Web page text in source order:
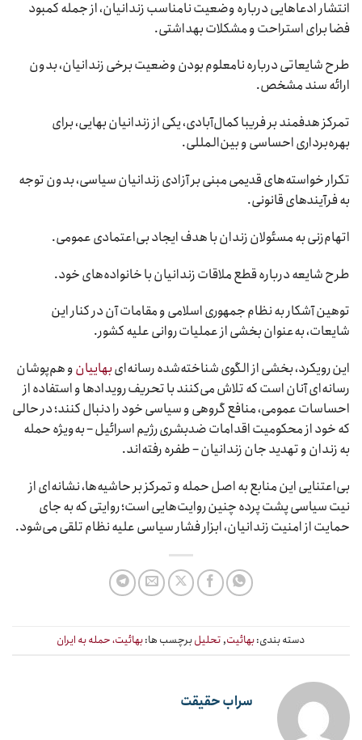
انتشار ادعاهایی درباره وضعیت نامناسب زندانیان، از جمله کمبود
فضا برای استراحت و مشکلات بهداشتی.
طرح شایعاتی درباره نامعلوم بودن وضعیت برخی زندانیان، بدون
ارائه سند مشخص.
تمرکز هدفمند بر فریبا کمال‌آبادی، یکی از زندانیان بهایی، برای
بهره‌برداری احساسی و بین‌المللی.
تکرار خواسته‌های قدیمی مبنی بر آزادی زندانیان سیاسی، بدون توجه
به فرآیندهای قانونی.
اتهام‌زنی به مسئولان زندان با هدف ایجاد بی‌اعتمادی عمومی.
طرح شایعه درباره قطع ملاقات زندانیان با خانواده‌های خود.
توهین آشکار به نظام جمهوری اسلامی و مقامات آن در کنار این
شایعات، به‌عنوان بخشی از عملیات روانی علیه کشور.
این رویکرد، بخشی از الگوی شناخته‌شده رسانه‌ایبهاییانو هم‌پوشان
رسانه‌ای آنان است که تلاش می‌کنند با تحریف رویدادها و استفاده از
احساسات عمومی، منافع گروهی و سیاسی خود را دنبال کنند؛ در حالی
که خود از محکومیت اقدامات ضدبشری رژیم اسرائیل – به‌ویژه حمله
به زندان و تهدید جان زندانیان – طفره رفته‌اند.
بی‌اعتنایی این منابع به اصل حمله و تمرکز بر حاشیه‌ها، نشانه‌ای از
نیت سیاسی پشت پرده چنین روایت‌هایی است؛ روایتی که به جای
حمایت از امنیت زندانیان، ابزار فشار سیاسی علیه نظام تلقی می‌شود.
دسته بندی:بهائیت,تحلیلبرچسب ها:بهائیت، حمله به ایران
سراب حقیقت